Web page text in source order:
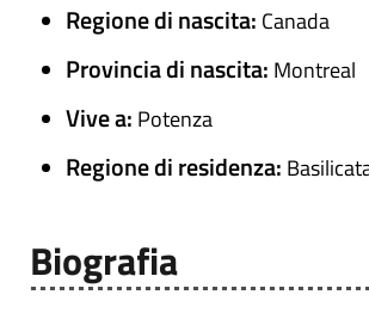
Regione di nascita: Canada
Provincia di nascita: Montreal
Vive a: Potenza
Regione di residenza:
Biografia